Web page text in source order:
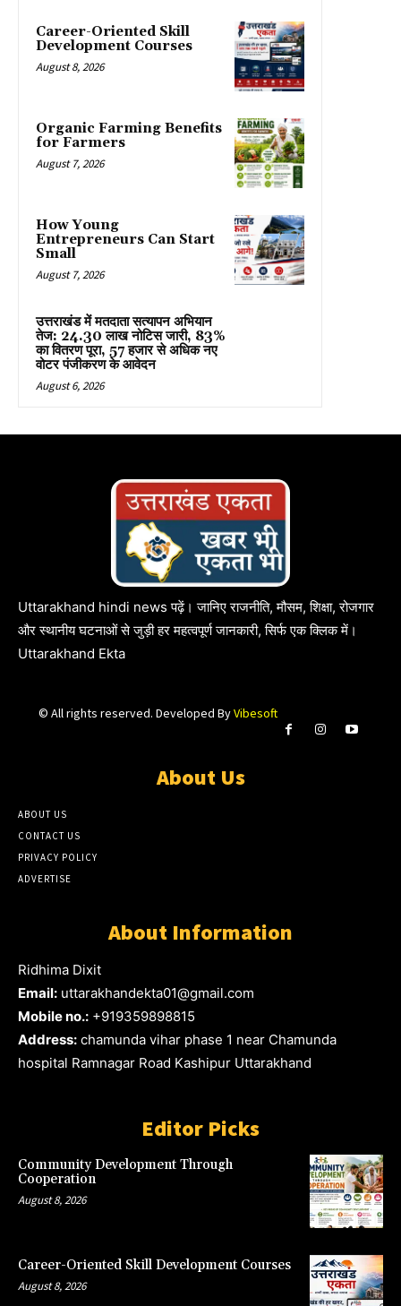
Career-Oriented Skill
Development Courses
August 8, 2026
Organic Farming Benefits
for Farmers
August 7, 2026
How Young
Entrepreneurs Can Start
Small
August 7, 2026
उत्तराखंड में मतदाता सत्यापन अभियान
तेज: 24.30 लाख नोटिस जारी, 83%
का वितरण पूरा, 57 हजार से अधिक नए
वोटर पंजीकरण के आवेदन
August 6, 2026
Uttarakhand hindi news पढ़ें। जानिए राजनीति, मौसम, शिक्षा, रोजगार
और स्थानीय घटनाओं से जुड़ी हर महत्वपूर्ण जानकारी, सिर्फ एक क्लिक में।
Uttarakhand Ekta
© All rights reserved. Developed ByVibesoft
About Us
ABOUT US
CONTACT US
PRIVACY POLICY
ADVERTISE
About Information
Ridhima Dixit
Email: uttarakhandekta01@gmail.com
Mobile no.: +919359898815
Address: chamunda vihar phase 1 near Chamunda
hospital Ramnagar Road Kashipur Uttarakhand
Editor Picks
Community Development Through
Cooperation
August 8, 2026
Career-Oriented Skill Development Courses
August 8, 2026